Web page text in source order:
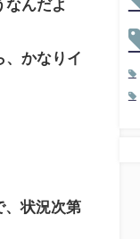
なんだよ
、かなりイ
状況次第